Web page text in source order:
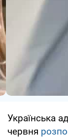
Українська
червня